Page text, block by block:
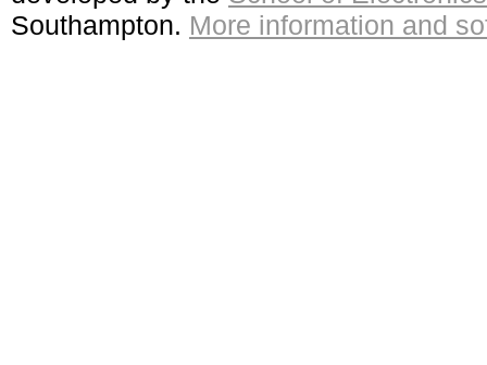
Southampton. More information and